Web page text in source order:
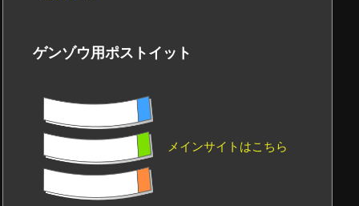
ゲンゾウ用ポストイット
メインサイトはこちら